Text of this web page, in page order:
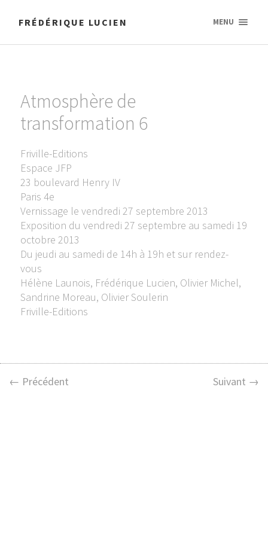
FRÉDÉRIQUE LUCIEN MENU
Atmosphère de
transformation 6
Friville-Editions
Espace JFP
23 boulevard Henry IV
Paris 4e
Vernissage le vendredi 27 septembre 2013
Exposition du vendredi 27 septembre au samedi 19
octobre 2013
Du jeudi au samedi de 14h à 19h et sur rendez-
vous
Hélène Launois, Frédérique Lucien, Olivier Michel,
Sandrine Moreau, Olivier Soulerin
Friville-Editions
← Précédent Suivant →